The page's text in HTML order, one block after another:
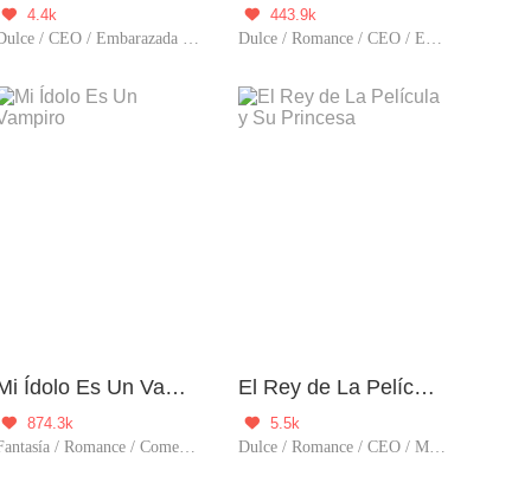

4.4k
Dulce / CEO / Embarazada / Mundo del espectáculo / Pérdida de memoria / Aventura de una noche

443.9k
Dulce / Romance / CEO / Embarazada / Matrimonio contratado / Mundo del espectáculo / Aventura de una noche / Posesivo
Mi Ídolo Es Un Vampiro

874.3k
Fantasía / Romance / Comedia / CEO / Amor prohibido / Mundo del espectáculo / Cohabitación / Gentil / Mary Sue / Vampiro
El Rey de La Película y Su Princesa

5.5k
Dulce / Romance / CEO / Mundo del espectáculo / Fiel / Ídolo